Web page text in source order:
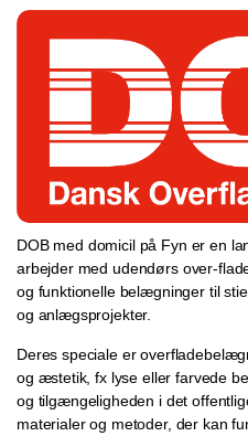
DOB med domicil på Fyn er en
arbejder med udendørs over-
og funktionelle belægninger til
og anlægsprojekter.
Deres speciale er
og æstetik, fx lyse eller farvede
og tilgængeligheden i det
materialer og metoder, der kan